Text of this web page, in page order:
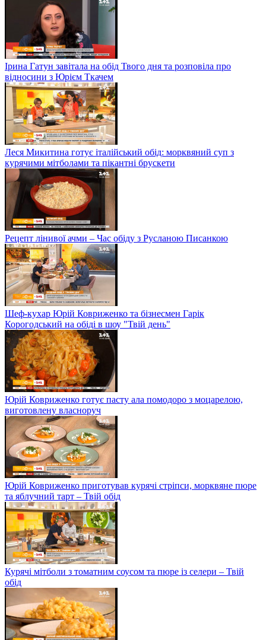
Ірина Гатун завітала на обід Твого дня та розповіла про
відносини з Юрієм Ткачем
Леся Микитина готує італійський обід: морквяний суп з
курячими мітболами та пікантні брускети
Рецепт лінивої ачми – Час обіду з Русланою Писанкою
Шеф-кухар Юрій Ковриженко та бізнесмен Гарік
Корогодський на обіді в шоу "Твій день"
Юрій Ковриженко готує пасту ала помодоро з моцарелою,
виготовлену власноруч
Юрій Ковриженко приготував курячі стріпси, морквяне пюре
та яблучний тарт – Твій обід
Курячі мітболи з томатним соусом та пюре із селери – Твій
обід